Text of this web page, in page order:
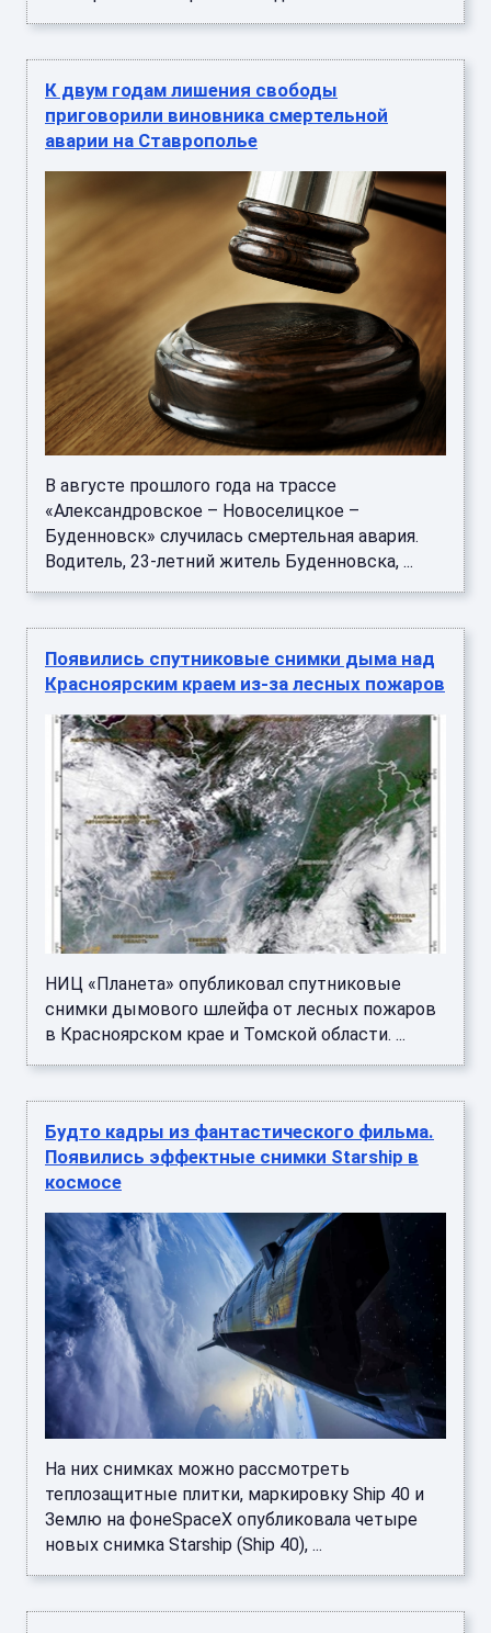
К двум годам лишения свободы
приговорили виновника смертельной
аварии на Ставрополье
В августе прошлого года на трассе
«Александровское – Новоселицкое –
Буденновск» случилась смертельная авария.
Водитель, 23-летний житель Буденновска, ...
Появились спутниковые снимки дыма над
Красноярским краем из-за лесных пожаров
НИЦ «Планета» опубликовал спутниковые
снимки дымового шлейфа от лесных пожаров
в Красноярском крае и Томской области. ...
Будто кадры из фантастического фильма.
Появились эффектные снимки Starship в
космосе
На них снимках можно рассмотреть
теплозащитные плитки, маркировку Ship 40 и
Землю на фонеSpaceX опубликовала четыре
новых снимка Starship (Ship 40), ...